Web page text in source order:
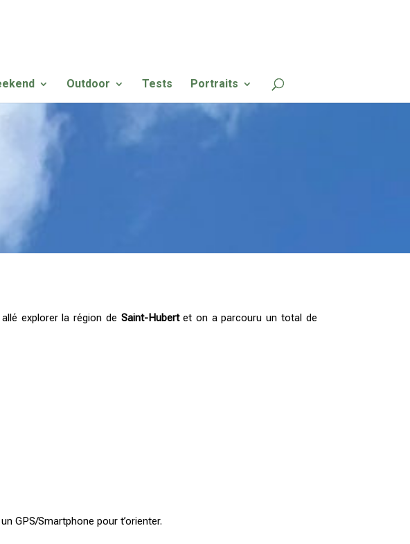
Outdoor Tests Portraits
explorer la région de Saint-Hubertet on a parcouru un total de
GPS/Smartphone pour t’orienter.